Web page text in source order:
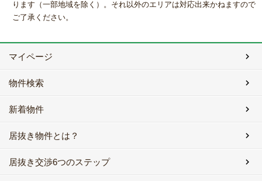
ります（一部地域を除く）。それ以外のエリアは対応出来かねますので
ご了承ください。
マイページ
物件検索
新着物件
居抜き物件とは？
居抜き交渉6つのステップ